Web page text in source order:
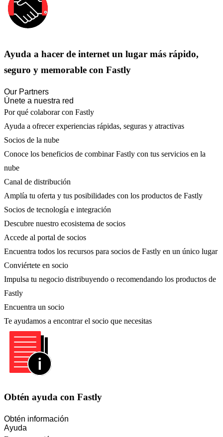
Ayuda a hacer de internet un lugar más rápido,
seguro y memorable con Fastly
Our Partners
Únete a nuestra red
Por qué colaborar con Fastly
Ayuda a ofrecer experiencias rápidas, seguras y atractivas
Socios de la nube
Conoce los beneficios de combinar Fastly con tus servicios en la
nube
Canal de distribución
Amplía tu oferta y tus posibilidades con los productos de Fastly
Socios de tecnología e integración
Descubre nuestro ecosistema de socios
Accede al portal de socios
Encuentra todos los recursos para socios de Fastly en un único lugar
Conviértete en socio
Impulsa tu negocio distribuyendo o recomendando los productos de
Fastly
Encuentra un socio
Te ayudamos a encontrar el socio que necesitas
Obtén ayuda con Fastly
Obtén información
Ayuda